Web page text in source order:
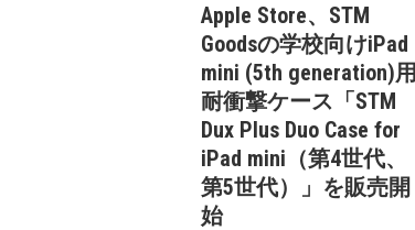
Apple Store、STM
Goodsの学校向けiPad
mini (5th generation)用
耐衝撃ケース「STM
Dux Plus Duo Case for
iPad mini（第4世代、
第5世代）」を販売開
始